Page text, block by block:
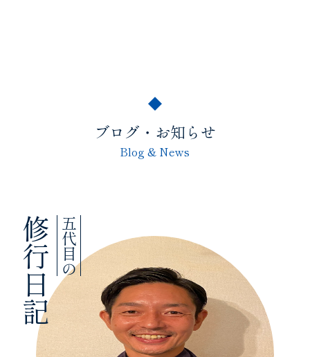
ブログ・お知らせ
Blog & News
五代目の
修行日記